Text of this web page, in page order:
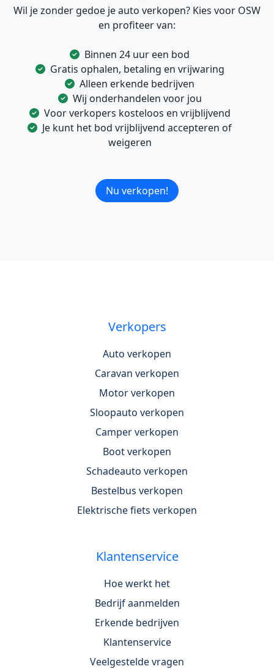
Wil je zonder gedoe je auto verkopen? Kies voor OSW
en profiteer van:
Binnen 24 uur een bod
Gratis ophalen, betaling en vrijwaring
Alleen erkende bedrijven
Wij onderhandelen voor jou
Voor verkopers kosteloos en vrijblijvend
Je kunt het bod vrijblijvend accepteren of
weigeren
Nu verkopen!
Verkopers
Auto verkopen
Caravan verkopen
Motor verkopen
Sloopauto verkopen
Camper verkopen
Boot verkopen
Schadeauto verkopen
Bestelbus verkopen
Elektrische fiets verkopen
Klantenservice
Hoe werkt het
Bedrijf aanmelden
Erkende bedrijven
Klantenservice
Veelgestelde vragen